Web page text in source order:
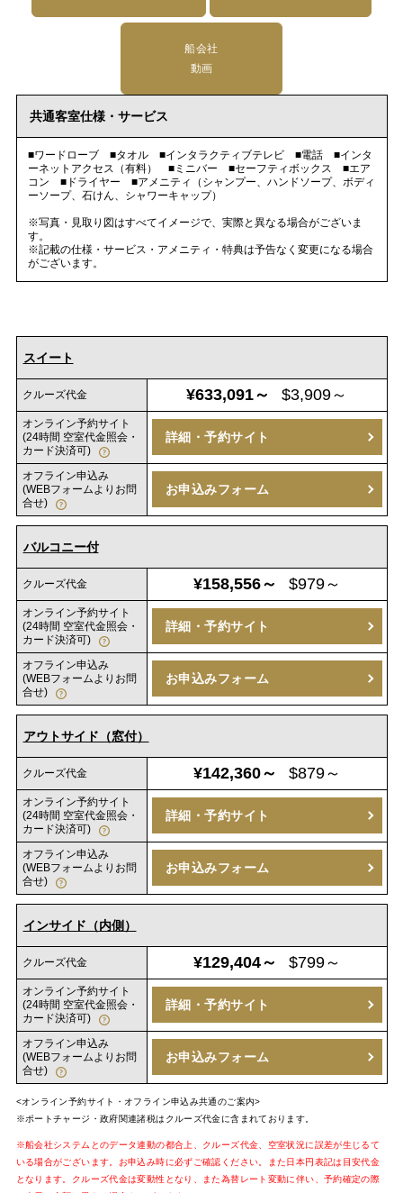
船会社
動画
共通客室仕様・サービス
■ワードローブ ■タオル ■インタラクティブテレビ ■電話 ■インタ
ーネットアクセス（有料） ■ミニバー ■セーフティボックス ■エア
コン ■ドライヤー ■アメニティ（シャンプー、ハンドソープ、ボディ
ーソープ、石けん、シャワーキャップ）
※写真・見取り図はすべてイメージで、実際と異なる場合がございま
す。
※記載の仕様・サービス・アメニティ・特典は予告なく変更になる場合
がございます。
スイート
クルーズ代金 ¥633,091～ $3,909～
オンライン予約サイト
(24時間 空室代金照会・
カード決済可)
詳細・予約サイト
オフライン申込み
(WEBフォームよりお問
合せ)
お申込みフォーム
バルコニー付
クルーズ代金 ¥158,556～ $979～
オンライン予約サイト
(24時間 空室代金照会・
カード決済可)
詳細・予約サイト
オフライン申込み
(WEBフォームよりお問
合せ)
お申込みフォーム
アウトサイド（窓付）
クルーズ代金 ¥142,360～ $879～
オンライン予約サイト
(24時間 空室代金照会・
カード決済可)
詳細・予約サイト
オフライン申込み
(WEBフォームよりお問
合せ)
お申込みフォーム
インサイド（内側）
クルーズ代金 ¥129,404～ $799～
オンライン予約サイト
(24時間 空室代金照会・
カード決済可)
詳細・予約サイト
オフライン申込み
(WEBフォームよりお問
合せ)
お申込みフォーム
<オンライン予約サイト・オフライン申込み共通のご案内>
※ポートチャージ・政府関連諸税はクルーズ代金に含まれております。
※船会社システムとのデータ連動の都合上、クルーズ代金、空室状況に誤差が生じるて
いる場合がございます。お申込み時に必ずご確認ください。また日本円表記は目安代金
となります。クルーズ代金は変動性となり、また為替レート変動に伴い、予約確定の際